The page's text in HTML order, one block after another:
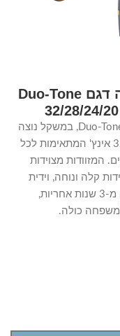
סט 4 מזוודות בד במשקל נוצה דגם Duo-Tone
סט 4 מזוודות בד מבית IT Luggage בדגם Duo-Tone, במשקל נוצה
ובגוון שחור אלגנטי, במידות 20, 24, 28 ו-32 אינץ' המתאימות לכל
המזוודות מצוידות
360 מעלות לניידות קלה ונוחה, וידית
טרולי טלסקופית לנשיאה נוחה. הסט נהנה מ-3 שנות אחריות,
כולה.